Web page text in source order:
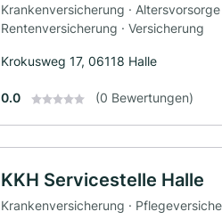
Krankenversicherung ·
Rentenversicherung · Versicherung
Krokusweg 17, 06118 Halle
0.0 (0 Bewertungen)
KKH Servicestelle Halle
Krankenversicherung ·